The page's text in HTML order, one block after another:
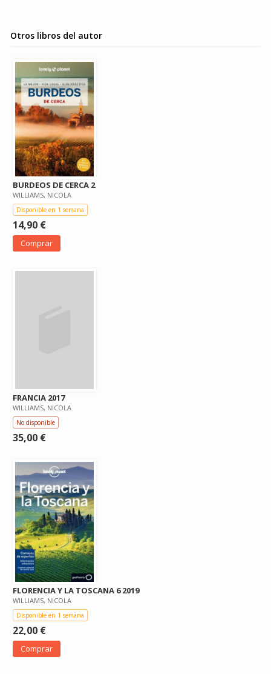
Otros libros del autor
BURDEOS DE CERCA 2
WILLIAMS, NICOLA
Disponible en 1 semana
14,90 €
Comprar
FRANCIA 2017
WILLIAMS, NICOLA
No disponible
35,00 €
FLORENCIA Y LA TOSCANA 6 2019
WILLIAMS, NICOLA
Disponible en 1 semana
22,00 €
Comprar